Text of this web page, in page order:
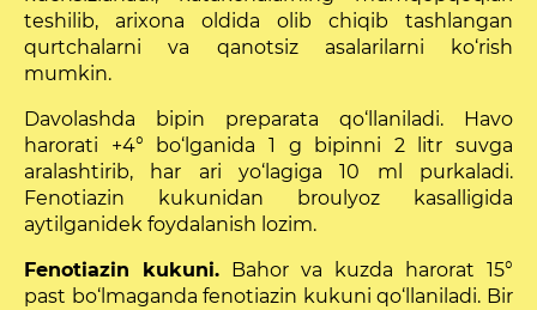
teshilib, arixona oldida olib chiqib tashlangan
qurtchalarni va qanotsiz asalarilarni ko‘rish
mumkin.
Davolashda bipin prepara­ta qo‘llaniladi. Havo
harorati +4° bo‘lganida 1 g bipinni 2 litr suvga
aralashtirib, har ari yo‘lagiga 10 ml purkaladi.
Fenotiazin kukunidan broulyoz kasalligida
aytilganidek foydalanish lozim.
Fenotiazin kukuni. Bahor va kuzda harorat 15°
past bo‘lmaganda fenotiazin kukuni qo‘llaniladi. Bir